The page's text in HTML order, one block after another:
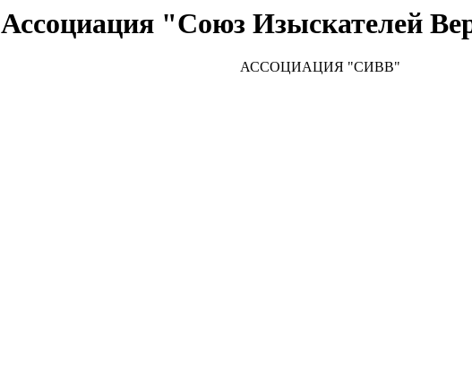
Ассоциация "Союз Изыскателей
АССОЦИАЦИЯ "СИВВ"